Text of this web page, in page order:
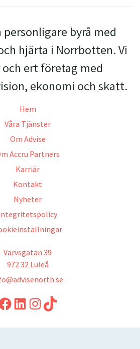
personligare byrå med
hjärta i Norrbotten. Vi
ert företag med
ekonomi och skatt.
Hem
Våra Tjänster
Om Advise
Accru Partners
Karriär
Kontakt
Nyheter
Varvsgatan 39
972 32 Luleå
LinkedIn Instagram TikTok